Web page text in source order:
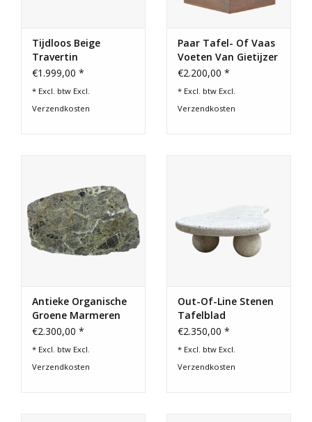
Tijdloos Beige
Travertin
Salontafelblad
€1.999,00 *
* Excl. btw Excl.
Verzendkosten
Paar Tafel- Of Vaas
Voeten Van Gietijzer
€2.200,00 *
* Excl. btw Excl.
Verzendkosten
Antieke Organische
Groene Marmeren
Plaat – 133 cm –
€2.300,00 *
* Excl. btw Excl.
Verzendkosten
Out-Of-Line Stenen
Tafelblad
€2.350,00 *
* Excl. btw Excl.
Verzendkosten